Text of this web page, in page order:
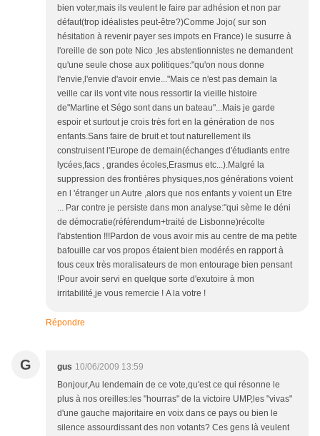
bien voter,mais ils veulent le faire par adhésion et non par
défaut(trop idéalistes peut-être?)Comme Jojo( sur son
hésitation à revenir payer ses impots en France) le susurre à
l'oreille de son pote Nico ,les abstentionnistes ne demandent
qu'une seule chose aux politiques:"qu'on nous donne
l'envie,l'envie d'avoir envie..."Mais ce n'est pas demain la
veille car ils vont vite nous ressortir la vieille histoire
de"Martine et Ségo sont dans un bateau"...Mais je garde
espoir et surtout je crois très fort en la génération de nos
enfants.Sans faire de bruit et tout naturellement ils
construisent l'Europe de demain(échanges d'étudiants entre
lycées,facs , grandes écoles,Erasmus etc...).Malgré la
suppression des frontières physiques,nos générations voient
en l 'étranger un Autre ,alors que nos enfants y voient un Etre
... Par contre je persiste dans mon analyse:"qui sème le déni
de démocratie(référendum+traité de Lisbonne)récolte
l'abstention !!!Pardon de vous avoir mis au centre de ma petite
bafouille car vos propos étaient bien modérés en rapport à
tous ceux très moralisateurs de mon entourage bien pensant
!Pour avoir servi en quelque sorte d'exutoire à mon
irritabilité,je vous remercie ! A la votre !
Répondre
G gus 10/06/2009 13:59
Bonjour,Au lendemain de ce vote,qu'est ce qui résonne le
plus à nos oreilles:les "hourras" de la victoire UMP,les "vivas"
d'une gauche majoritaire en voix dans ce pays ou bien le
silence assourdissant des non votants? Ces gens là veulent